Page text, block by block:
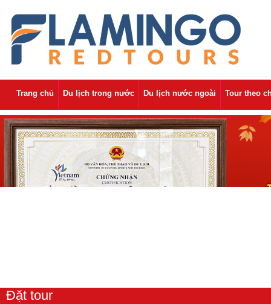
Trang chủ Du lịch trong nước Du lịch nước ngoài Tour theo
Đặt tour